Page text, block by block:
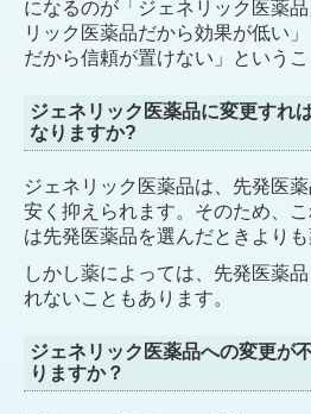
になるのが「ジェネリック医薬
リック医薬品だから効果が低い
だから信頼が置けない」というこ
ジェネリック医薬品に変更すれ
なりますか?
ジェネリック医薬品は、先発医
安く抑えられます。そのため、
は先発医薬品を選んだときよりも
しかし薬によっては、先発医薬
れないこともあります。
ジェネリック医薬品への変更が
りますか？